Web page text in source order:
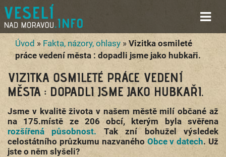
Úvod » Fakta, názory, ohlasy » Vizitka osmileté
práce vedení města : dopadli jsme jako hubkaři.
VIZITKA OSMILETÉ PRÁCE VEDENÍ
MĚSTA : DOPADLI JSME JAKO HUBKAŘI.
Jsme v kvalitě života v našem městě milí občané až
na 175.místě ze 206 obcí, kterým byla svěřena
rozšířená působnost. Tak zní bohužel výsledek
celostátního průzkumu nazvaného Obce v datech. Už
jste o něm slyšeli?